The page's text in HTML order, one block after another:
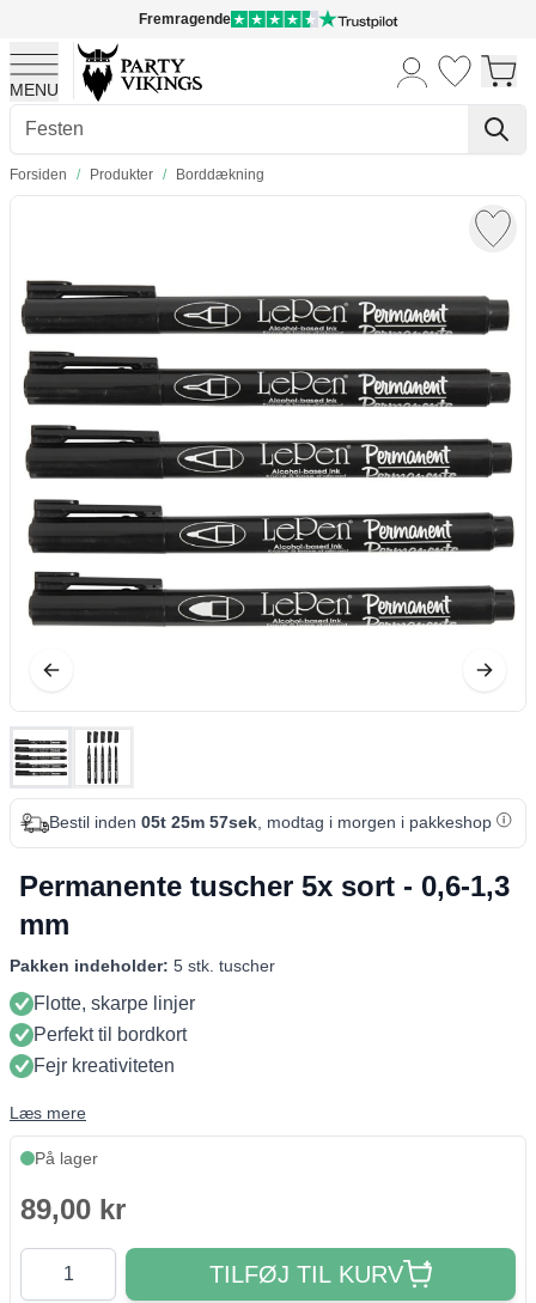
Fremragende
MENU
Skip to Content
Forsiden / Produkter / Borddækning
Bestil inden 05t 25m 57sek, modtag i morgen i pakkeshop
Permanente tuscher 5x sort - 0,6-1,3
mm
Pakken indeholder: 5 stk. tuscher
Flotte, skarpe linjer
Perfekt til bordkort
Fejr kreativiteten
Læs mere
På lager
89,00 kr
Antal
TILFØJ TIL KURV